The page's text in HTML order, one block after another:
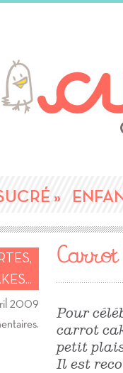
»
2009
Carrot
Pour
carrot
petit
Il est